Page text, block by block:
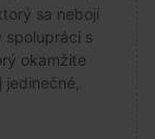
sa nebojí
spolupráci s
okamžite